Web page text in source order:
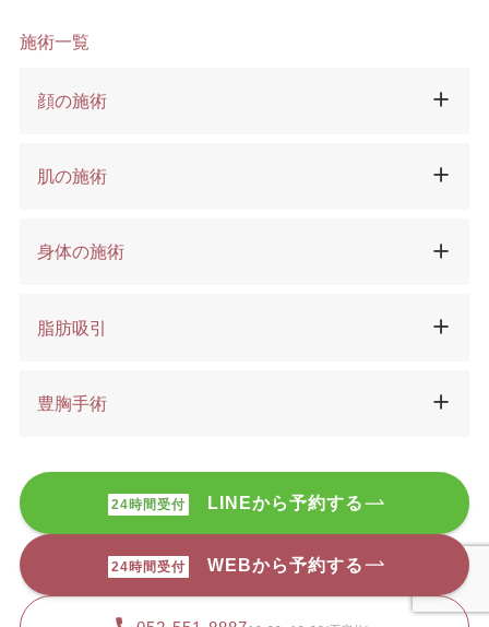
施術一覧
顔の施術
肌の施術
身体の施術
脂肪吸引
豊胸手術
24時間受付 LINEから予約する
24時間受付 WEBから予約する